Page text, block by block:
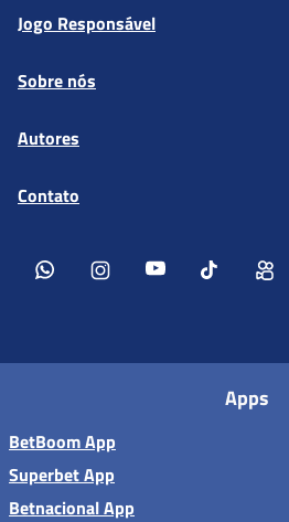
Jogo Responsável
Sobre nós
Autores
Contato
Apps
BetBoom App
Superbet App
Betnacional App